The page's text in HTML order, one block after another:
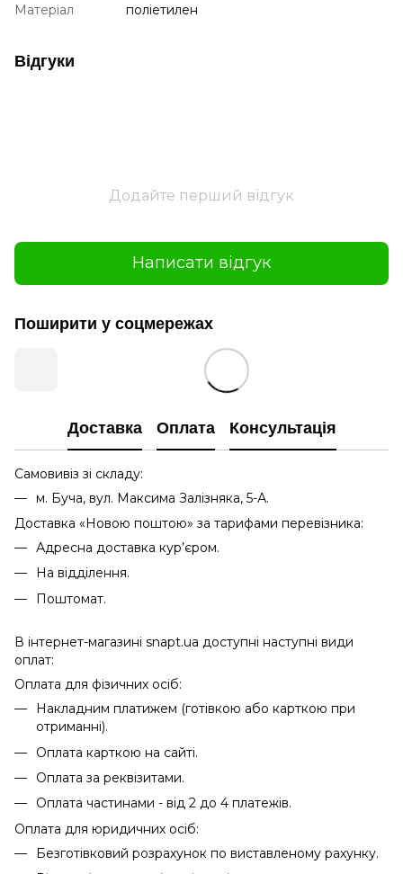
Матеріал
поліетилен
Відгуки
Додайте перший відгук
Написати відгук
Поширити у соцмережах
Доставка Оплата Консультація
Самовивіз зі складу:
м. Буча, вул. Максима Залізняка, 5-А.
Доставка «Новою поштою» за тарифами перевізника:
Адресна доставка кур’єром.
На відділення.
Поштомат.
В інтернет-магазині snapt.ua доступні наступні види
оплат:
Оплата для фізичних осіб:
Накладним платижем (готівкою або карткою при
отриманні).
Оплата карткою на сайті.
Оплата за реквізитами.
Оплата частинами - від 2 до 4 платежів.
Оплата для юридичних осіб:
Безготівковий розрахунок по виставленому рахунку.